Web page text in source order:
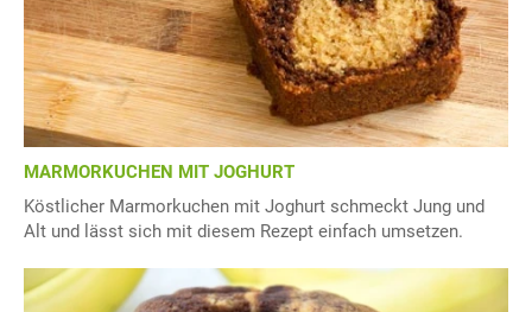
MARMORKUCHEN MIT JOGHURT
Köstlicher Marmorkuchen mit Joghurt schmeckt Jung und
Alt und lässt sich mit diesem Rezept einfach umsetzen.